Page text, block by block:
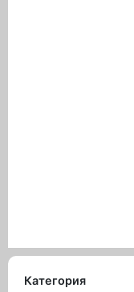
Категория